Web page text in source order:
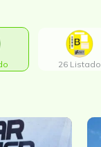
26 Listado